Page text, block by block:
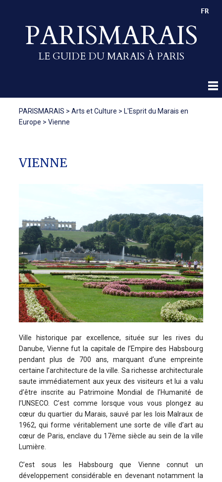
PARISMARAIS
LE GUIDE DU MARAIS À PARIS
FR
PARISMARAIS > Arts et Culture > L'Esprit du Marais en
Europe > Vienne
VIENNE
Ville historique par excellence, située sur les rives du
Danube, Vienne fut la capitale de l’Empire des Habsbourg
pendant plus de 700 ans, marquant d’une empreinte
certaine l’architecture de la ville. Sa richesse architecturale
saute immédiatement aux yeux des visiteurs et lui a valu
d’être inscrite au Patrimoine Mondial de l’Humanité de
l’UNSECO. C’est comme lorsque vous vous plongez au
cœur du quartier du Marais, sauvé par les lois Malraux de
1962, qui forme véritablement une sorte de ville d’art au
cœur de Paris, enclave du 17ème siècle au sein de la ville
Lumière.
C’est sous les Habsbourg que Vienne connut un
développement considérable en devenant notamment la